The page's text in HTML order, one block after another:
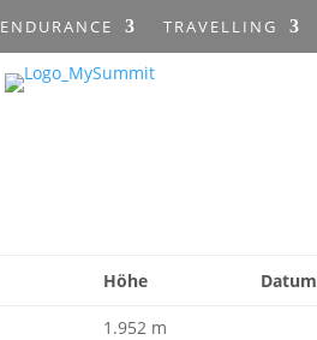
ENDURANCE TRAVELLING
Höhe Datum
1.952 m